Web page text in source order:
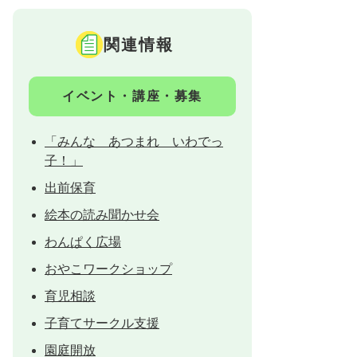
関連情報
イベント・講座・募集
「みんな あつまれ いわでっ
子！」
出前保育
絵本の読み聞かせ会
わんぱく広場
おやこワークショップ
育児相談
子育てサークル支援
園庭開放